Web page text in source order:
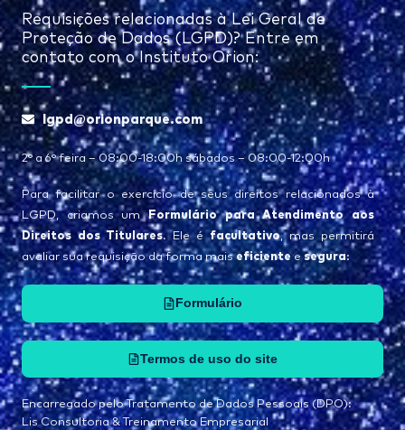
Requisições relacionadas à Lei Geral de
Proteção de Dados (LGPD)? Entre em
contato com o Instituto Orion:
lgpd@orionparque.com
2° a 6° feira – 08:00-18:00h sábados – 08:00-12:00h
Para facilitar o exercício de seus direitos relacionados à
LGPD, criamos umFormulário para Atendimento aos
Direitos dos Titulares. Ele éfacultativo, mas permitirá
avaliar sua requisição da forma maiseficientee segura:
Formulário
Termos de uso do site
Encarregado pelo Tratamento de Dados Pessoais (DPO):
Lis Consultoria & Treinamento Empresarial